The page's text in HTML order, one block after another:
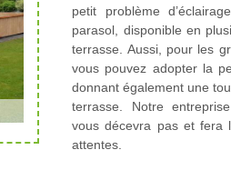
petit problème
parasol, disponible en
terrasse. Aussi, pour les
vous pouvez adopter la
donnant également une
terrasse. Notre
vous décevra pas et fera
attentes.